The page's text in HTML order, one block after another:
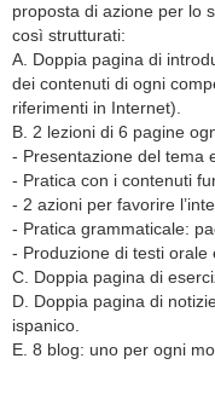
proposta di azione per lo
così strutturati:
A. Doppia pagina di
dei contenuti di ogni
riferimenti in Internet).
B. 2 lezioni di 6 pagine
- Presentazione del tema
- Pratica con i contenuti
- 2 azioni per favorire
- Pratica grammaticale:
- Produzione di testi orale
C. Doppia pagina di
D. Doppia pagina di
ispanico.
E. 8 blog: uno per ogni